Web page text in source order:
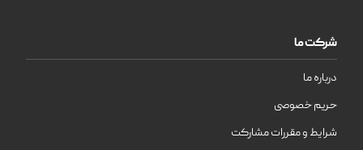
شرکت ما
درباره ما
حریم خصوصی
شرایط و مقررات مشارکت